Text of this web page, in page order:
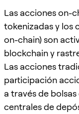
Las acciones on-
tokenizadas y los
on-chain) son
blockchain y
Las acciones
participación
a través de
centrales de